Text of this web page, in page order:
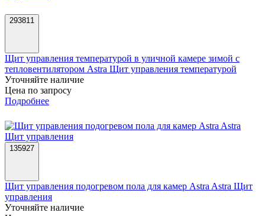
293811
Щит управления температурой в уличной камере зимой с
тепловентилятором Astra Щит управления температурой
Уточняйте наличие
Цена по запросу
Подробнее
135927
Щит управления подогревом пола для камер Astra Astra Щит
управления
Уточняйте наличие